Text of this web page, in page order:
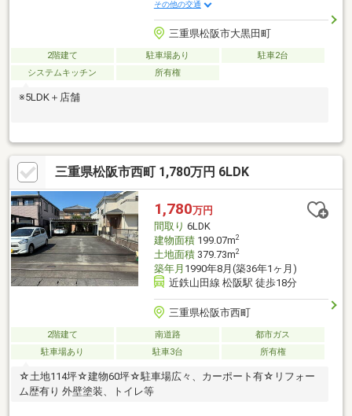
その他の交通
三重県松阪市大黒田町
2階建て 駐車場あり
駐車2台
システムキッチン
所有権
※5LDK＋店舗
三重県松阪市西町 1,780万円 6LDK
1,780万円
間取り 6LDK
建物面積199.07m2
土地面積379.73m2
築年月 1990年8月(築36年1ヶ月)
近鉄山田線 松阪駅 徒歩18分
三重県松阪市西町
2階建て 南道路
都市ガス
駐車場あり
駐車3台 所有権
☆土地114坪☆建物60坪☆駐車場広々、カーポート有☆リフォー
ム歴有り 外壁塗装、トイレ等